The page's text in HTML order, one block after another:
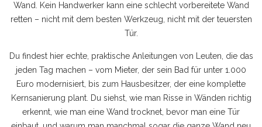
Wand. Kein Handwerker kann eine schlecht vorbereitete Wand
retten – nicht mit dem besten Werkzeug, nicht mit der teuersten
Tür.
Du findest hier echte, praktische Anleitungen von Leuten, die das
jeden Tag machen – vom Mieter, der sein Bad für unter 1.000
Euro modernisiert, bis zum Hausbesitzer, der eine komplette
Kernsanierung plant. Du siehst, wie man Risse in Wänden richtig
erkennt, wie man eine Wand trocknet, bevor man eine Tür